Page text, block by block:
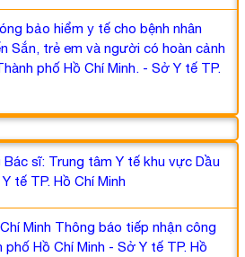
bảo hiểm y tế cho bệnh nhân
Sắn, trẻ em và người có hoàn cảnh
phố Hồ Chí Minh. - Sở Y tế TP.
sĩ: Trung tâm Y tế khu vực Dầu
tế TP. Hồ Chí Minh
Minh Thông báo tiếp nhận công
Hồ Chí Minh - Sở Y tế TP. Hồ